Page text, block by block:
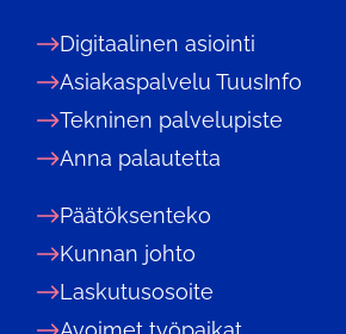
Digitaalinen asiointi
Asiakaspalvelu TuusInfo
Tekninen palvelupiste
Anna palautetta
Päätöksenteko
Kunnan johto
Laskutusosoite